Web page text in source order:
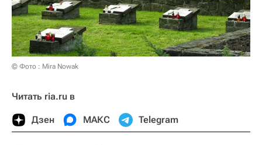
© Фото : Mira Nowak
Читать ria.ru в
Дзен МАКС Telegram